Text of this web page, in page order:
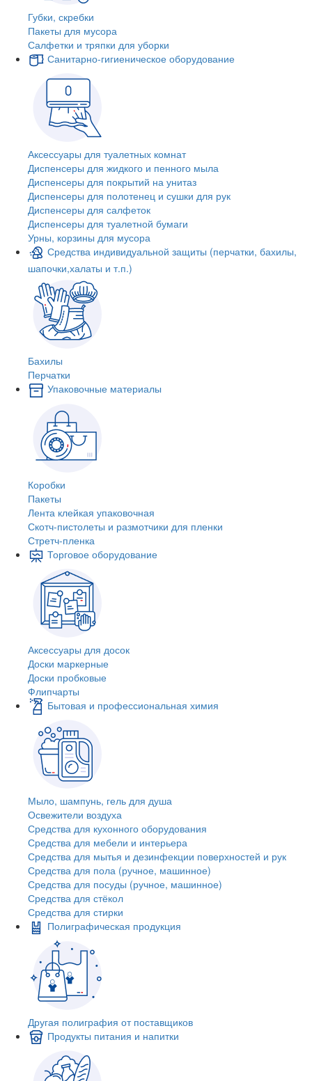
Губки, скребки
Пакеты для мусора
Салфетки и тряпки для уборки
Санитарно-гигиеническое оборудование
Аксессуары для туалетных комнат
Диспенсеры для жидкого и пенного мыла
Диспенсеры для покрытий на унитаз
Диспенсеры для полотенец и сушки для рук
Диспенсеры для салфеток
Диспенсеры для туалетной бумаги
Урны, корзины для мусора
Средства индивидуальной защиты (перчатки, бахилы,
шапочки,халаты и т.п.)
Бахилы
Перчатки
Упаковочные материалы
Коробки
Пакеты
Лента клейкая упаковочная
Скотч-пистолеты и размотчики для пленки
Стретч-пленка
Торговое оборудование
Аксессуары для досок
Доски маркерные
Доски пробковые
Флипчарты
Бытовая и профессиональная химия
Мыло, шампунь, гель для душа
Освежители воздуха
Средства для кухонного оборудования
Средства для мебели и интерьера
Средства для мытья и дезинфекции поверхностей и рук
Средства для пола (ручное, машинное)
Средства для посуды (ручное, машинное)
Средства для стёкол
Средства для стирки
Полиграфическая продукция
Другая полиграфия от поставщиков
Продукты питания и напитки